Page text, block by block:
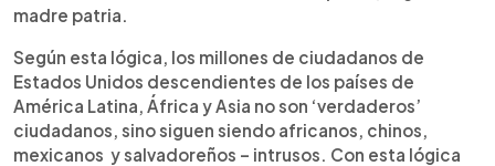
madre patria.
Según esta lógica, los millones de ciudadanos de
Estados Unidos descendientes de los países de
América Latina, África y Asia no son ‘verdaderos’
ciudadanos, sino siguen siendo africanos, chinos,
mexicanos y salvadoreños – intrusos. Con esta lógica